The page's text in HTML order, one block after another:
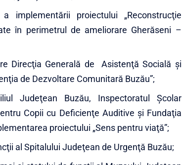
implementării proiectului „Reconstrucţie
în perimetrul de ameliorare Gherăseni –
Direcţia Generală de Asistenţă Socială şi
de Dezvoltare Comunitară Buzău”;
Judeţean Buzău, Inspectoratul Şcolar
Copii cu Deficienţe Auditive şi Fundaţia
proiectului „Sens pentru viaţă”;
al Spitalului Judeţean de Urgenţă Buzău;